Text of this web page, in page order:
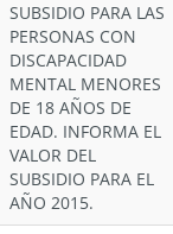
SUBSIDIO PARA LAS
PERSONAS CON
DISCAPACIDAD
MENTAL MENORES
DE 18 AÑOS DE
EDAD. INFORMA EL
VALOR DEL
SUBSIDIO PARA EL
AÑO 2015.